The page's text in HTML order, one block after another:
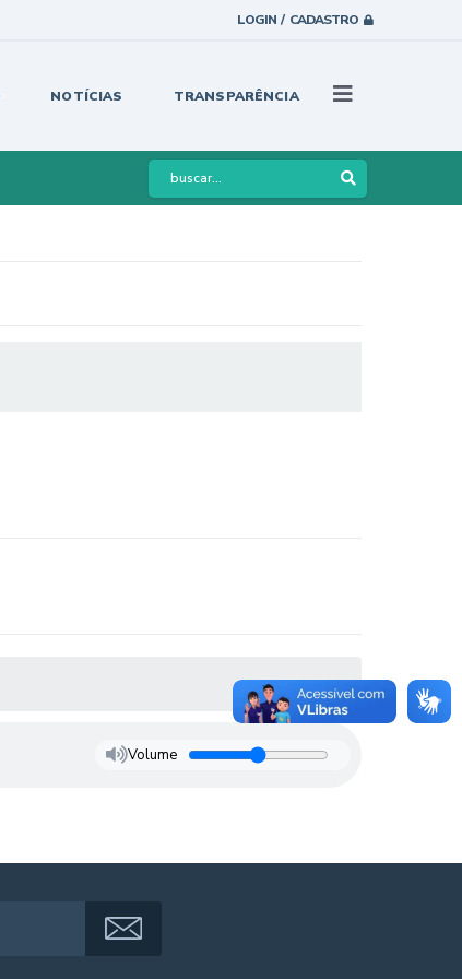
LOGIN / CADASTRO
NOTÍCIAS TRANSPARÊNCIA
Volume